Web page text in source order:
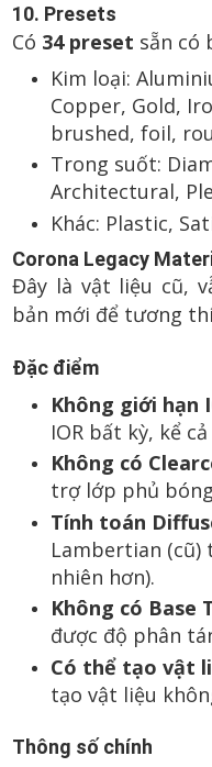
10. Presets
Có 34 preset sẵn có
Kim loại:
Copper, Gold,
brushed, foil,
Trong suốt:
Architectural,
Khác: Plastic,
Corona Legacy
Đây là vật liệu cũ,
bản mới để tương
Đặc điểm
Không giới hạn
IOR bất kỳ, kể
Không có
trợ lớp phủ
Tính toán
Lambertian (cũ)
nhiên hơn).
Không có Base
được độ phân
Có thể tạo vật
tạo vật liệu
Thông số chính